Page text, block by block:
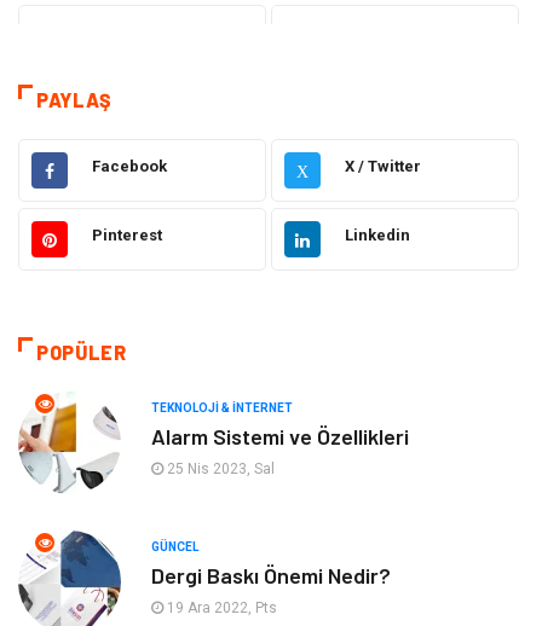
Kamera Sistemleri
Elektrik & Elektronik Gıda
Güzellik & Bakım Otomotiv
Tatil
Bilgisayar & Yazılım Genel Kültür
Mobilya
Plaka Tanıma Sistemleri Hediyelik Eşya
PAYLAŞ
Facebook X X / Twitter
Pinterest Linkedin
POPÜLER
TEKNOLOJI & İNTERNET
Alarm Sistemi ve Özellikleri
25 Nis 2023, Sal
GÜNCEL
Dergi Baskı Önemi Nedir?
19 Ara 2022, Pts